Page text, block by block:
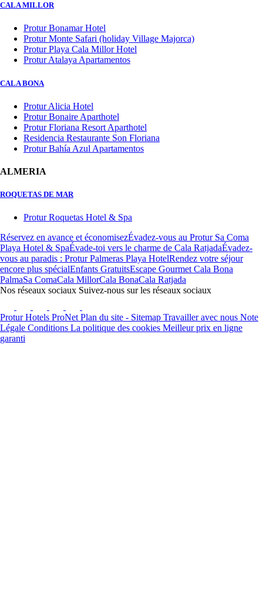
CALA MILLOR
Protur Bonamar Hotel
Protur Monte Safari (holiday Village Majorca)
Protur Playa Cala Millor Hotel
Protur Atalaya Apartamentos
CALA BONA
Protur Alicia Hotel
Protur Bonaire Aparthotel
Protur Floriana Resort Aparthotel
Residencia Restaurante Son Floriana
Protur Bahía Azul Apartamentos
ALMERIA
ROQUETAS DE MAR
Protur Roquetas Hotel & Spa
Réservez en avance et économisezÉvadez-vous au Protur Sa Coma
Playa Hotel & SpaÉvade-toi vers le charme de Cala RatjadaÉvadez-
vous au paradis : Protur Palmeras Playa HotelRendez votre séjour
encore plus spécialEnfants GratuitsEscape Gourmet Cala Bona
PalmaSa ComaCala MillorCala BonaCala Ratjada
Nos réseaux sociaux Suivez-nous sur les réseaux sociaux
Protur Hotels ProNet Plan du site - Sitemap Travailler avec nous Note
Légale Conditions La politique des cookies Meilleur prix en ligne
garanti